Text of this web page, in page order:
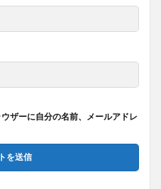
ザーに自分の名前、メールアドレ